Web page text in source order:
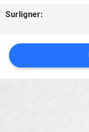
NOUVELLES
DEMANDEZ
UNE
Surligner: